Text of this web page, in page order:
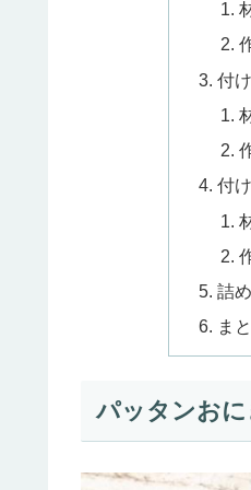
付
付
詰
ま
パッタンお